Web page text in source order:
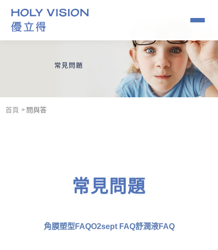
角膜塑型片推薦｜小孩近視矯正要趁早
07-379-1886
鏡片查詢
首頁 問與答
常見問題
角膜塑型FAQO2sept FAQ舒潤液FAQ